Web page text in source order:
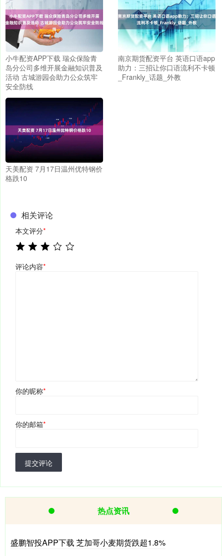
小牛配资APP下载 瑞众保险青
岛分公司多维开展金融知识普及
活动 古城游园会助力公众筑牢
安全防线
南京期货配资平台 英语口语app
助力：三招让你口语流利不卡顿
_Frankly_话题_外教
天美配资 7月17日温州优特钢价
格跌10
相关评论
本文评分*
评论内容*
你的昵称*
你的邮箱*
提交评论
热点资讯
盛鹏智投APP下载 芝加哥小麦期货跌超1.8%